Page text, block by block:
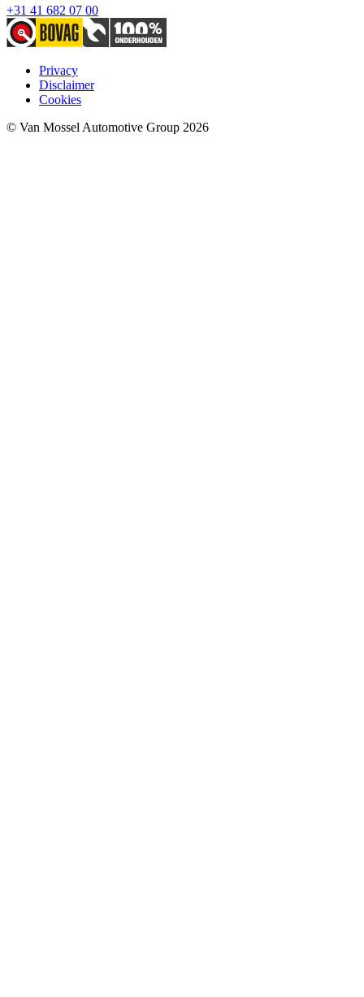
+31 41 682 07 00
Privacy
Disclaimer
Cookies
© Van Mossel Automotive Group 2026